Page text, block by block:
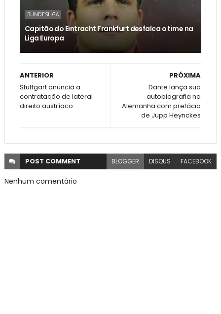
BUNDESLIGA
Capitão do Eintracht Frankfurt desfalca o time na
Liga Europa
PRÓXIMA
Dante lança sua
autobiografia na
Alemanha com prefácio
de Jupp Heynckes
ANTERIOR
Stuttgart anuncia a
contratação de lateral
direito austríaco
POST COMMENT BLOGGER DISQUS FACEBOOK
Nenhum comentário